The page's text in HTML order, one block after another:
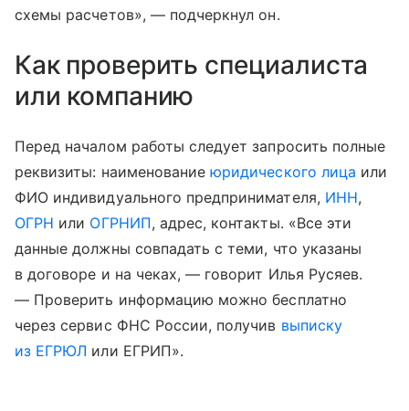
схемы расчетов», — подчеркнул он.
Как проверить специалиста
или компанию
Перед началом работы следует запросить полные
реквизиты: наименованиеюридического лица или
ФИО индивидуального предпринимателя, ИНН,
ОГРН или ОГРНИП, адрес, контакты. «Все эти
данные должны совпадать с теми, что указаны
в договоре и на чеках, — говорит Илья Русяев.
— Проверить информацию можно бесплатно
через сервис ФНС России, получив выписку
из ЕГРЮЛ или ЕГРИП».